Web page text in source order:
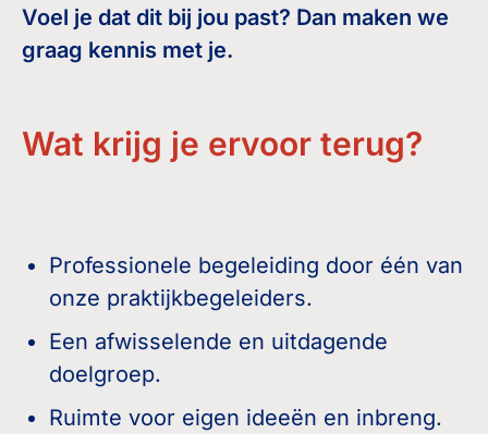
Voel je dat dit bij jou past? Dan maken we
graag kennis met je.
Wat krijg je ervoor terug?
Professionele begeleiding door één van
onze praktijkbegeleiders.
Een afwisselende en uitdagende
doelgroep.
Ruimte voor eigen ideeën en inbreng.